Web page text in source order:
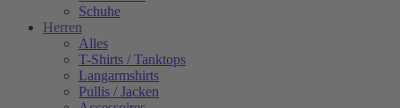
Schuhe
Herren
Alles
T-Shirts / Tanktops
Langarmshirts
Pullis / Jacken